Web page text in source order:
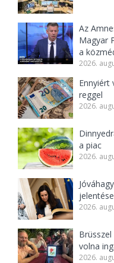
Az
Magyar
a
2026.
Ennyiért
reggel
2026.
a piac
2026.
2026.
volna
2026.